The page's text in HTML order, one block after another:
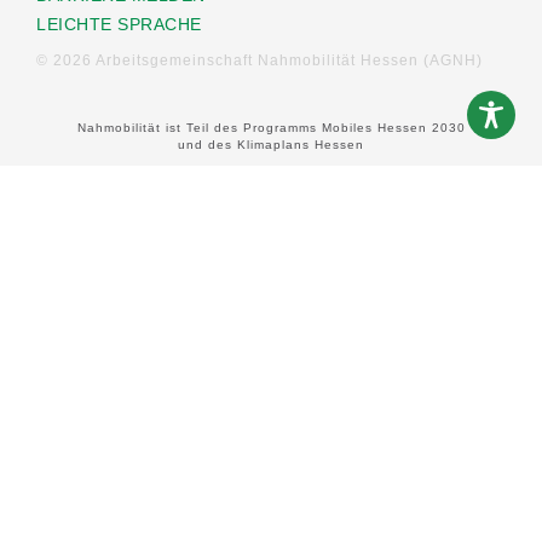
LEICHTE SPRACHE
© 2026 Arbeitsgemeinschaft Nahmobilität Hessen (AGNH)
Nahmobilität ist Teil des Programms Mobiles Hessen 2030
und des Klimaplans Hessen